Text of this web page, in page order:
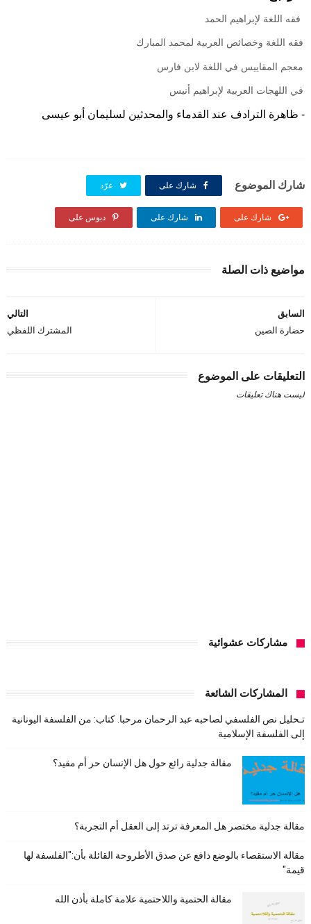
فقه اللغة لإبراهيم الحمد
- فقه اللغة وخصائص العربية لمحمد المبارك
- معجم المقاييس في اللغة لابن فارس
- في اللهجات العربية لإبراهيم أنيس
- ظاهرة الترادف عند القدماء والمحدثين لسليمان أبو عيسى
شارك الموضوع شارك على غرّد
شارك على شارك على دبوس على
مواضيع ذات الصلة
التالي
المشترك اللفظي
السابق
حضارة الصين
التعليقات على الموضوع
ليست هناك تعليقات
مشاركات عشوائية
المشاركات الشائعة
تـحليل نص الفلسفي لصاحبه عبد الرحمان مرحبا. كتاب: من الفلسفة اليونانية
إلى الفلسفة الإسلامية
مقالة جدلية رائع حول هل الإنسان حر أم مقيد؟
مقالة جدلية مختصر هل المعرفة ترتد إلى العقل أم التجربة؟
مقالة الاستقصاء بالوضع دافع عن صدق الأطروحة القائلة بأن:"الفلسفة لها
قيمة"
مقالة الحتمية واللاحتمية علامة كاملة بأذن الله